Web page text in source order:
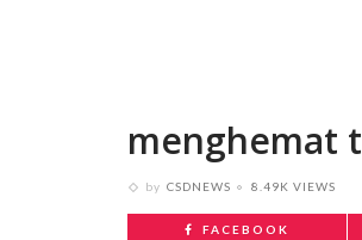
menghemat
by CSDNEWS 8.49K VIEWS
FACEBOOK